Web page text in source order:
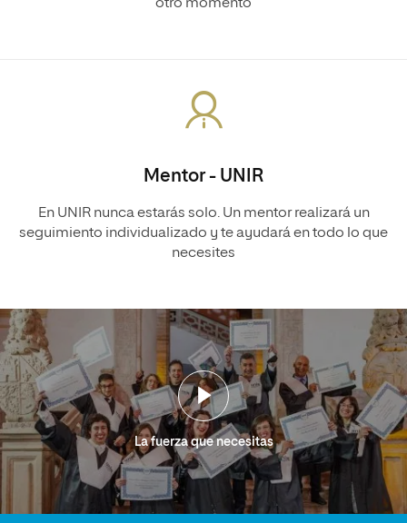
otro momento
Mentor - UNIR
En UNIR nunca estarás solo. Un mentor realizará un
seguimiento individualizado y te ayudará en todo lo que
necesites
La fuerza que necesitas